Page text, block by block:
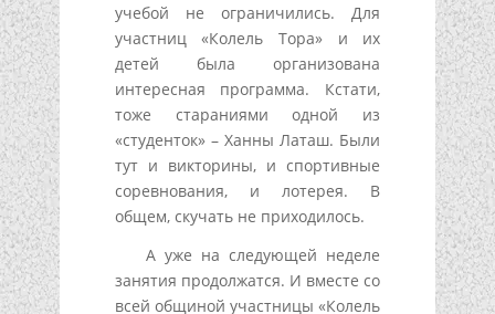
учебой не ограничились. Для
участниц «Колель Тора» и их
детей была организована
интересная программа. Кстати,
тоже стараниями одной из
«студенток» – Ханны Латаш. Были
тут и викторины, и спортивные
соревнования, и лотерея. В
общем, скучать не приходилось.
А уже на следующей неделе
занятия продолжатся. И вместе со
всей общиной участницы «Колель